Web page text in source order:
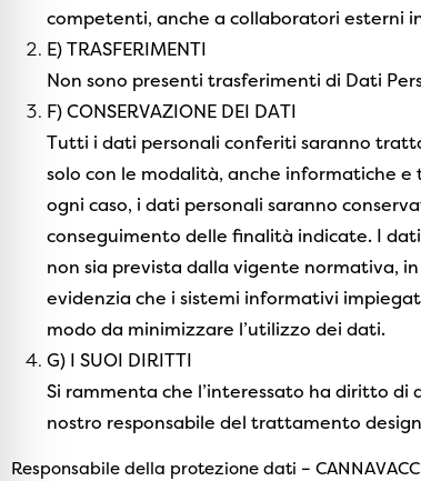
competenti, anche a collaboratori esterni
E) TRASFERIMENTI
Non sono presenti trasferimenti di Dati
F) CONSERVAZIONE DEI DATI
Tutti i dati personali conferiti saranno
solo con le modalità, anche informatiche
ogni caso, i dati personali saranno
conseguimento delle finalità indicate. I
non sia prevista dalla vigente normativa,
evidenzia che i sistemi informativi
modo da minimizzare l’utilizzo dei dati.
G) I SUOI DIRITTI
Si rammenta che l’interessato ha diritto
nostro responsabile del trattamento
Responsabile della protezione dati –